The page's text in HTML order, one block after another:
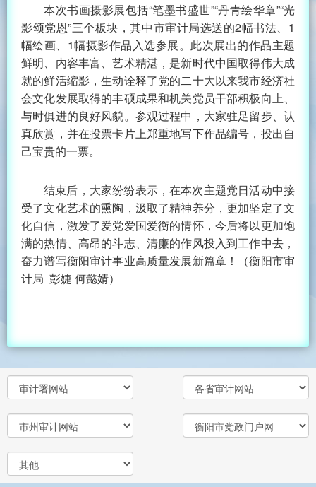
本次书画摄影展包括“笔墨书盛世”“丹青绘华章”“光
影颂党恩”三个板块，其中市审计局选送的2幅书法、1
幅绘画、1幅摄影作品入选参展。此次展出的作品主题
鲜明、内容丰富、艺术精湛，是新时代中国取得伟大成
就的鲜活缩影，生动诠释了党的二十大以来我市经济社
会文化发展取得的丰硕成果和机关党员干部积极向上、
与时俱进的良好风貌。参观过程中，大家驻足留步、认
真欣赏，并在投票卡片上郑重地写下作品编号，投出自
己宝贵的一票。
结束后，大家纷纷表示，在本次主题党日活动中接
受了文化艺术的熏陶，汲取了精神养分，更加坚定了文
化自信，激发了爱党爱国爱衡的情怀，今后将以更加饱
满的热情、高昂的斗志、清廉的作风投入到工作中去，
奋力谱写衡阳审计事业高质量发展新篇章！
（衡阳市审
计局 彭婕 何懿婧）